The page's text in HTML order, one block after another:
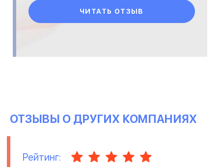
ЧИТАТЬ ОТЗЫВ
ОТЗЫВЫ О ДРУГИХ КОМПАНИЯХ
Рейтинг: